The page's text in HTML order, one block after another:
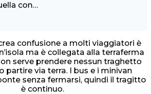
con…
confusione a molti viaggiatori è
ma è collegata alla terraferma
serve prendere nessun traghetto
partire via terra. I bus e i minivan
senza fermarsi, quindi il tragitto
è continuo.